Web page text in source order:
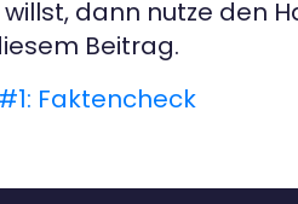
dann nutze den
Beitrag.
Faktencheck